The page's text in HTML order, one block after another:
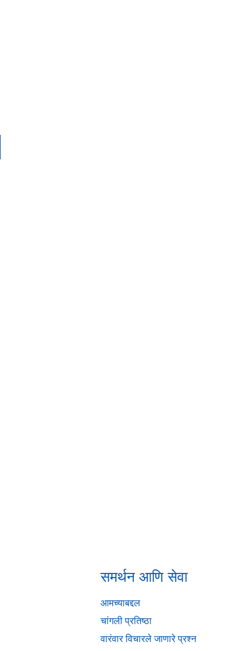
समर्थन आणि सेवा
आमच्याबद्दल
चांगली प्रतिष्ठा
वारंवार विचारले जाणारे प्रश्न